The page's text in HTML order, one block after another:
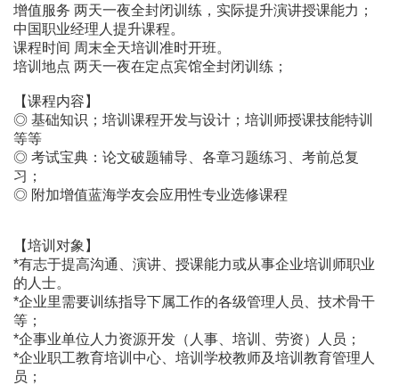
增值服务 两天一夜全封闭训练，实际提升演讲授课能力；
中国职业经理人提升课程。
课程时间 周末全天培训准时开班。
培训地点 两天一夜在定点宾馆全封闭训练；
【课程内容】
◎ 基础知识；培训课程开发与设计；培训师授课技能特训
等等
◎ 考试宝典：论文破题辅导、各章习题练习、考前总复
习；
◎ 附加增值蓝海学友会应用性专业选修课程
【培训对象】
*有志于提高沟通、演讲、授课能力或从事企业培训师职业
的人士。
*企业里需要训练指导下属工作的各级管理人员、技术骨干
等；
*企事业单位人力资源开发（人事、培训、劳资）人员；
*企业职工教育培训中心、培训学校教师及培训教育管理人
员；